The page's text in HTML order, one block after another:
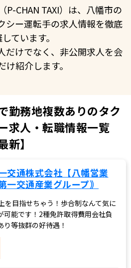
P-CHAN TAXI）は、八幡市の
シー運転手の求人情報を徹底
ています。
だけでなく、非公開求人を会
け紹介します。
勤務地複数ありのタク
求人・転職情報一覧
新】
交通株式会社【八幡営業
一交通産業グループ｠
目指せちゃう！歩合制なんて気に
可能です！2種免許取得費用会社負
等抜群の好待遇！